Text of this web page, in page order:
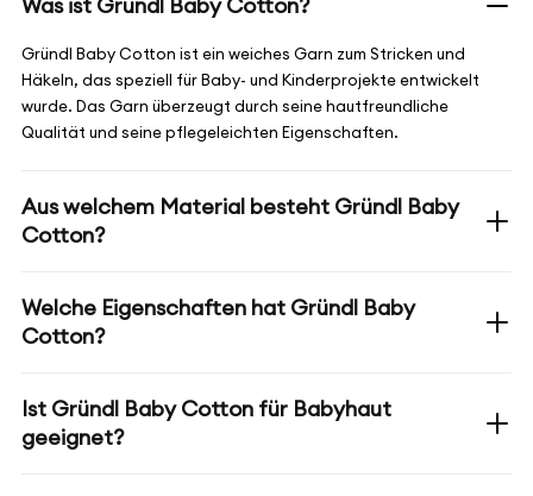
Was ist Gründl Baby Cotton?
Gründl Baby Cotton ist ein weiches Garn zum Stricken und
Häkeln, das speziell für Baby- und Kinderprojekte entwickelt
wurde. Das Garn überzeugt durch seine hautfreundliche
Qualität und seine pflegeleichten Eigenschaften.
Aus welchem Material besteht Gründl Baby
Cotton?
Welche Eigenschaften hat Gründl Baby
Cotton?
Ist Gründl Baby Cotton für Babyhaut
geeignet?